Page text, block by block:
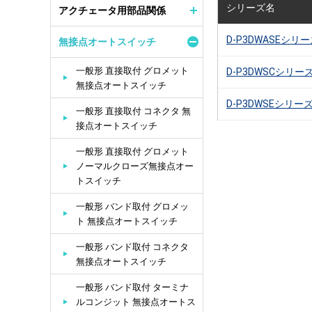
シリーズ名
D-P3DWASEシリ
D-P3DWSCシリー
D-P3DWSEシリー
アクチェータ用部品関係
無接点オートスイッチ
一般形 直接取付 グロメット
無接点オートスイッチ
一般形 直接取付 コネクタ 無
接点オートスイッチ
一般形 直接取付 グロメット
ノーマルクローズ無接点オー
トスイッチ
一般形 バンド取付 グロメッ
ト 無接点オートスイッチ
一般形 バンド取付 コネクタ
無接点オートスイッチ
一般形 バンド取付 ターミナ
ルコンジット 無接点オートス